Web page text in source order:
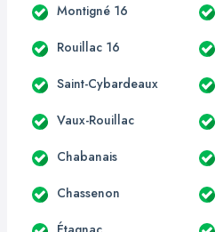
Montigné 16
Rouillac 16
Saint-Cybardeaux
Vaux-Rouillac
Chabanais
Chassenon